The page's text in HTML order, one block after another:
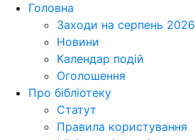
Головна
Заходи на серпень 2026
Новини
Календар подій
Оголошення
Про бібліотеку
Статут
Правила користування